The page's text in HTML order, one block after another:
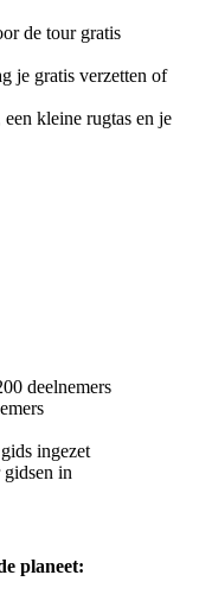
de tour gratis
je gratis verzetten of
kleine rugtas en je
deelnemers
ingezet
gidsen in
planeet: